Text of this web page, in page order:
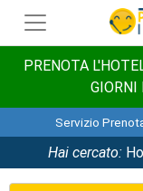
PRENOTA
GIORNI
Servizio
Hai cercato: